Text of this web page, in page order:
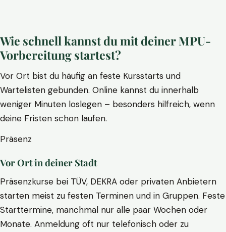
Wie schnell kannst du mit deiner MPU-
Vorbereitung startest?
Vor Ort bist du häufig an feste Kursstarts und
Wartelisten gebunden. Online kannst du innerhalb
weniger Minuten loslegen – besonders hilfreich, wenn
deine Fristen schon laufen.
Präsenz
Vor Ort in deiner Stadt
Präsenzkurse bei TÜV, DEKRA oder privaten Anbietern
starten meist zu festen Terminen und in Gruppen. Feste
Starttermine, manchmal nur alle paar Wochen oder
Monate. Anmeldung oft nur telefonisch oder zu